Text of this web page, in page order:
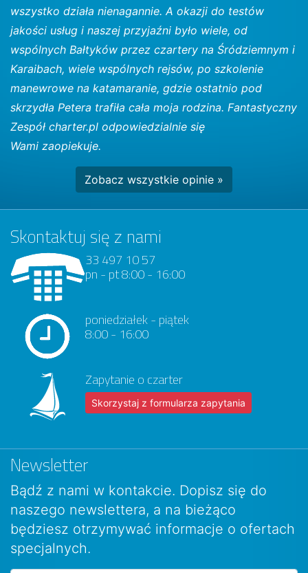
wszystko działa nienagannie. A okazji do testów
jakości usług i naszej przyjaźni było wiele, od
wspólnych Bałtyków przez czartery na Śródziemnym i
Karaibach, wiele wspólnych rejsów, po szkolenie
manewrowe na katamaranie, gdzie ostatnio pod
skrzydła Petera trafiła cała moja rodzina. Fantastyczny
Zespół charter.pl odpowiedzialnie się
Wami zaopiekuje.
Zobacz wszystkie opinie »
Skontaktuj się z nami
33 497 10 57
pn - pt 8:00 - 16:00
poniedziałek - piątek
8:00 - 16:00
Zapytanie o czarter
Skorzystaj z formularza zapytania
Newsletter
Bądź z nami w kontakcie. Dopisz się do
naszego newslettera, a na bieżąco
będziesz otrzymywać informacje o ofertach
specjalnych.